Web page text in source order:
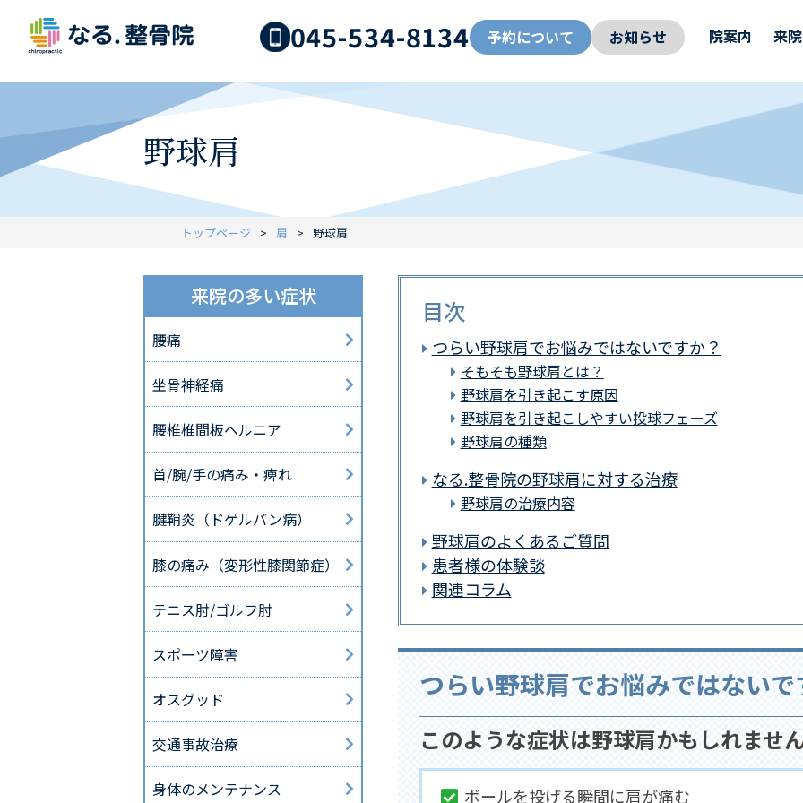
045-534-8134 予約について お知らせ 院案内 来
野球肩
トップページ 肩 野球肩
目次
つらい野球肩でお悩みではないですか？
そもそも野球肩とは？
野球肩を引き起こす原因
野球肩を引き起こしやすい投球フェーズ
野球肩の種類
なる.整骨院の野球肩に対する治療
野球肩の治療内容
野球肩のよくあるご質問
患者様の体験談
関連コラム
つらい野球肩でお悩みではないで
このような症状は野球肩かもしれませ
ボールを投げる瞬間に肩が痛む
来院の多い症状
腰痛
坐骨神経痛
腰椎椎間板ヘルニア
首/腕/手の痛み・痺れ
腱鞘炎（ドゲルバン病）
膝の痛み（変形性膝関節症）
テニス肘/ゴルフ肘
スポーツ障害
オスグッド
交通事故治療
身体のメンテナンス